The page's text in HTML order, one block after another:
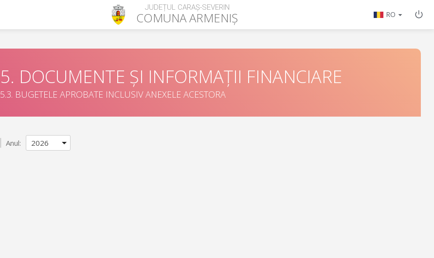
JUDEȚUL CARAȘ-SEVERIN
COMUNAARMENIȘ RO
5. DOCUMENTE ȘI INFORMAȚII FINANCIARE
5.3. BUGETELE APROBATE INCLUSIV ANEXELE ACESTORA
Anul: